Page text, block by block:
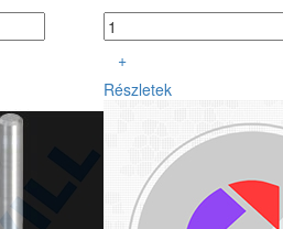
+
Részletek